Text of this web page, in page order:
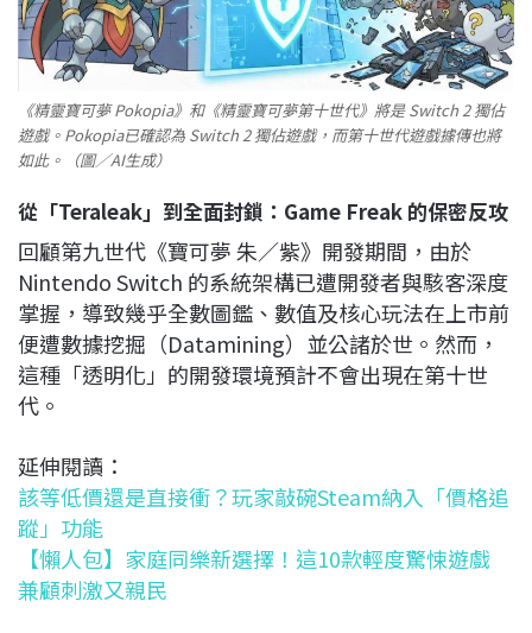
《精靈寶可夢 Pokopia》和《精靈寶可夢第十世代》將是 Switch 2 獨佔
遊戲。Pokopia已確認為 Switch 2 獨佔遊戲，而第十世代遊戲據傳也將
如此。（圖／AI生成）
從「Teraleak」到全面封鎖：Game Freak 的保密反攻
回顧第九世代《寶可夢 朱／紫》開發期間，由於
Nintendo Switch 的系統架構已遭開發者與駭客深度
掌握，導致幾乎全數圖鑑、數值及核心玩法在上市前
便遭數據挖掘（Datamining）並公諸於世。然而，
這種「透明化」的開發環境預計不會出現在第十世
代。
延伸閱讀：
該等低價還是直接衝？玩家敲碗Steam納入「價格追
蹤」功能
【懶人包】家庭同樂新選擇！這10款輕度驚悚遊戲
兼顧刺激又親民